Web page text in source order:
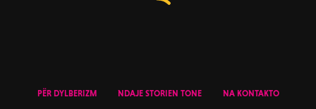
PËR DYLBERIZM NDAJE STORIEN TONE NA KONTAKTO